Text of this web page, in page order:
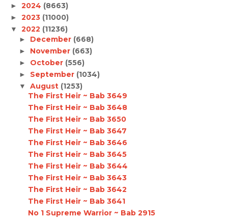
► 2024 (8663)
► 2023 (11000)
▼ 2022 (11236)
► December (668)
► November (663)
► October (556)
► September (1034)
▼ August (1253)
The First Heir ~ Bab 3649
The First Heir ~ Bab 3648
The First Heir ~ Bab 3650
The First Heir ~ Bab 3647
The First Heir ~ Bab 3646
The First Heir ~ Bab 3645
The First Heir ~ Bab 3644
The First Heir ~ Bab 3643
The First Heir ~ Bab 3642
The First Heir ~ Bab 3641
No 1 Supreme Warrior ~ Bab 2915